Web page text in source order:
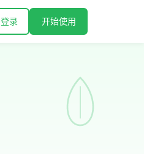
登录 开始使用